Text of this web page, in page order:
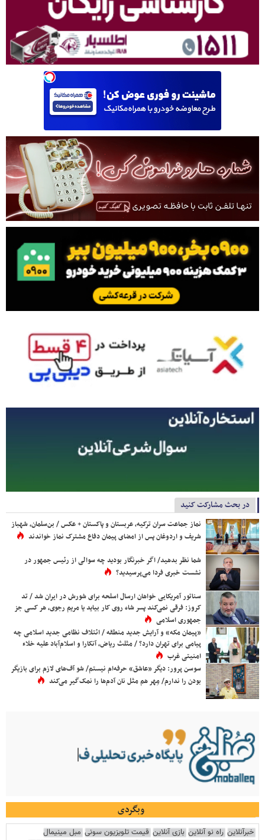
در بحث مشارکت کنید
نماز جماعت سران ترکیه، عربستان و پاکستان + عکس / بن‌سلمان، شهباز
شریف و اردوغان پس از امضای پیمان دفاع مشترک نماز خواندند
شما نظر بدهید/ اگر خبرنگار بودید چه سوالی از رئیس جمهور در
نشست خبری فردا می‌پرسیدید؟
سناتور آمریکایی خواهان ارسال اسلحه برای شورش در ایران شد / تد
کروز: فرقی نمی‌کند پسر شاه روی کار بیاید یا مریم رجوی، هر کسی جز
جمهوری اسلامی
«پیمان مکه» و آرایش جدید منطقه / ائتلاف نظامی جدید اسلامی چه
پیامی برای تهران دارد؟ / مثلث ریاض، آنکارا و اسلام‌آباد علیه خلاء
امنیتی غرب
سوسن پرور: دیگر «عاشق» حرفه‌ام نیستم/ شو آف‌های لازم برای بازیگر
بودن را ندارم/ مِهر هم مثل نان آدم‌ها را نمک‌گیر می‌کند
وبگردی
خبرآنلاین راه نو آنلاین بازی آنلاین قیمت تلویزیون سونی مبل مینیمال